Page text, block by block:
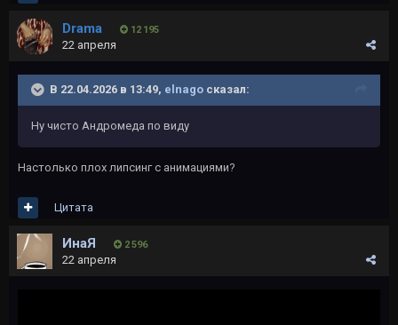
Drama 12 195
22 апреля
В 22.04.2026 в 13:49, elnago сказал:
Ну чисто Андромеда по виду
Настолько плох липсинг с анимациями?
Цитата
ИнаЯ 2 596
22 апреля